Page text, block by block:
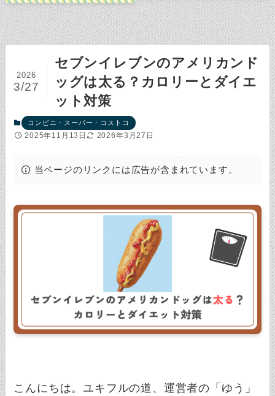
セブンイレブンのアメリカンド
ッグは太る？カロリーとダイエ
ット対策
2026
3/27
コンビニ・スーパー・コストコ
2025年11月13日 2026年3月27日
当ページのリンクには広告が含まれています。
こんにちは。ユキフルの道、運営者の「ゆう」